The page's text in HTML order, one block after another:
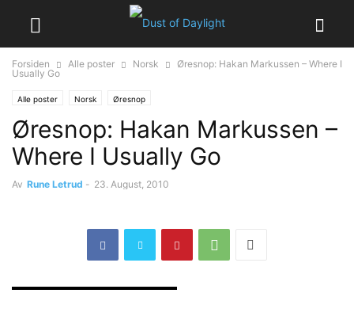
Forsiden Alle poster Norsk
Øresnop: Hakan Markussen – Where I
Usually Go
Alle poster Norsk Øresnop
Øresnop: Hakan Markussen –
Where I Usually Go
Av Rune Letrud - 23. August, 2010